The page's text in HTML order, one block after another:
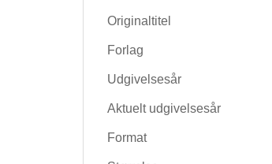
Originaltitel
Forlag
Udgivelsesår
Aktuelt udgivelsesår
Format